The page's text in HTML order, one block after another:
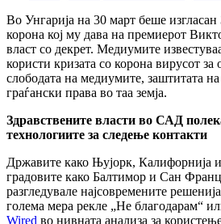
Во Унгарија на 30 март беше изгласан
корона кој му дава на премиерот
власт со декрет. Медиумите
користи кризата со корона вирусот
слободата на медиумите, заштитата
граѓански права во таа земја.
Здравствените власти во САД
технологиите за следење контакти
Државите како Њујорк, Калифорнија
градовите како Балтимор и Сан
разгледувале најсовремените
голема мера рекле „Не благодарам“
Wired во нивната анализа за